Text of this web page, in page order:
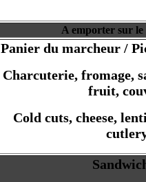
A emporter sur
Panier du marcheur /
Charcuterie, fromage,
fruit,
Cold cuts, cheese,